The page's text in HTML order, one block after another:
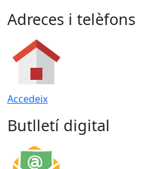
Adreces i telèfons
Accedeix
Butlletí digital